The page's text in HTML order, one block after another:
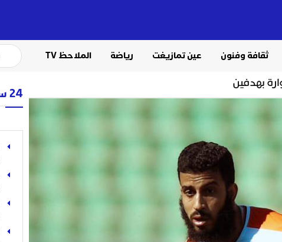
ثقافة وفنون عين تمازيغت رياضة الملاحظ TV
بهدفين
24 ساعة